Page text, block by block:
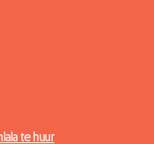
te huur